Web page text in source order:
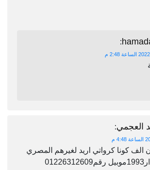
:
العجمي:
الف كونا كرواتي اريد لغيرهم المصري